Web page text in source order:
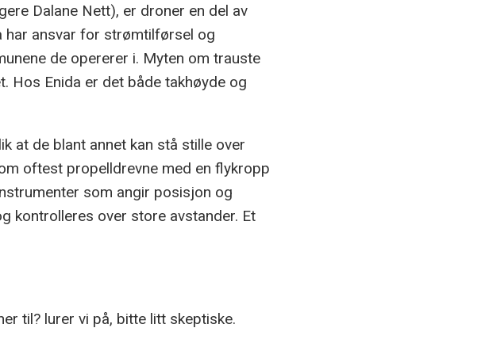
Dalane Nett), er droner en del av
har ansvar for strømtilførsel og
de opererer i. Myten om trauste
Hos Enida er det både takhøyde og
at de blant annet kan stå stille over
oftest propelldrevne med en flykropp
som angir posisjon og
kontrolleres over store avstander. Et
til? lurer vi på, bitte litt skeptiske.